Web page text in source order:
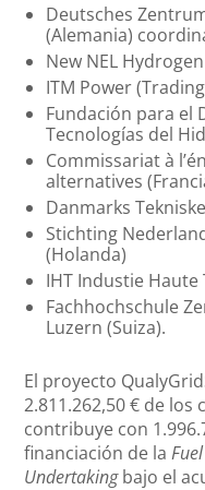
Deutsches
(Alemania)
New NEL
ITM Power
Fundación para el
Tecnologías del
Commissariat à
alternatives
Danmarks
Stichting
(Holanda)
IHT Industie Haute
Fachhochschule
Luzern (Suiza).
El proyecto
2.811.262,50 € de los
contribuye con
financiación de la
Undertakingbajo el